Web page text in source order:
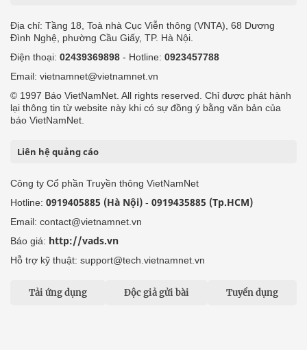
Địa chỉ: Tầng 18, Toà nhà Cục Viễn thông (VNTA), 68 Dương
Đình Nghệ, phường Cầu Giấy, TP. Hà Nội.
Điện thoại: 02439369898 - Hotline: 0923457788
Email: vietnamnet@vietnamnet.vn
© 1997 Báo VietNamNet. All rights reserved. Chỉ được phát hành
lại thông tin từ website này khi có sự đồng ý bằng văn bản của
báo VietNamNet.
Liên hệ quảng cáo
Công ty Cổ phần Truyền thông VietNamNet
Hotline: 0919405885 (Hà Nội) - 0919435885 (Tp.HCM)
Email: contact@vietnamnet.vn
Báo giá: http://vads.vn
Hỗ trợ kỹ thuật: support@tech.vietnamnet.vn
Tải ứng dụng Độc giả gửi bài Tuyển dụng